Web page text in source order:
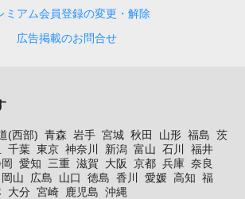
ミアム会員登録の変更・解除
広告掲載のお問合せ
(西部) 青森 岩手 宮城 秋田 山形 福島 茨
千葉 東京 神奈川 新潟 富山 石川
福井
愛知 三重 滋賀 大阪 京都 兵庫 奈良
岡山 広島 山口 徳島 香川 愛媛 高知 福
大分 宮崎 鹿児島 沖縄